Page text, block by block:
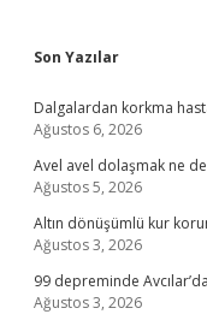
Sidebar
Son Yazılar
Dalgalardan korkma
Ağustos 6, 2026
Avel avel dolaşmak ne
Ağustos 5, 2026
Altın dönüşümlü kur
Ağustos 3, 2026
99 depreminde
Ağustos 3, 2026